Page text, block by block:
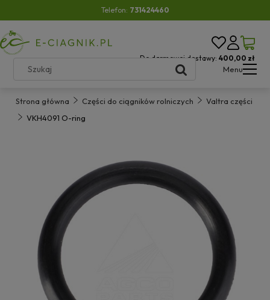
Telefon: 731424460
Do darmowej dostawy: 400,00 zł
Menu
Strona główna Części do ciągników rolniczych
Valtra części
VKH4091 O-ring